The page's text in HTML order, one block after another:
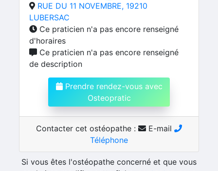
RUE DU 11 NOVEMBRE, 19210
LUBERSAC
Ce praticien n'a pas encore renseigné
d'horaires
Ce praticien n'a pas encore renseigné
de description
Prendre rendez-vous avec
Osteopratic
Contacter cet ostéopathe :
E-mail
Téléphone
Si vous êtes l'ostéopathe concerné et que vous